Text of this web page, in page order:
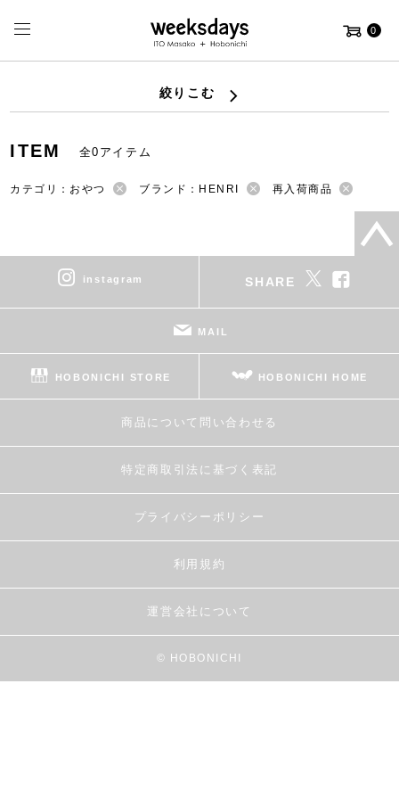
0
絞りこむ
ITEM 全0アイテム
カテゴリ：おやつ ブランド：HENRI 再入荷商品
instagram SHARE
MAIL
HOBONICHI STORE HOBONICHI HOME
商品について問い合わせる
特定商取引法に基づく表記
プライバシーポリシー
利用規約
運営会社について
© HOBONICHI